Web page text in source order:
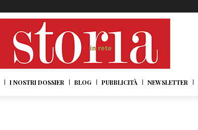
I NOSTRI DOSSIER BLOG PUBBLICITÀ NEWSLETTER